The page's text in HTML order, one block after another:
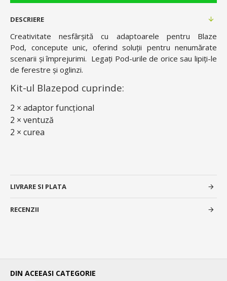
DESCRIERE
Creativitate nesfârșită cu adaptoarele pentru Blaze
Pod, concepute unic, oferind soluții pentru nenumărate
scenarii și împrejurimi. Legați Pod-urile de orice sau lipiți-le
de ferestre și oglinzi.
Kit-ul Blazepod cuprinde:
2 × adaptor funcțional
2 × ventuză
2 × curea
LIVRARE SI PLATA
RECENZII
DIN ACEEASI CATEGORIE